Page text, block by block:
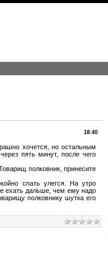
18:40
хочется, но остальным
пять минут, после чего
полковник, принесите
спать улегся. На утро
ехать дальше, чем ему надо
полковнику шутка его